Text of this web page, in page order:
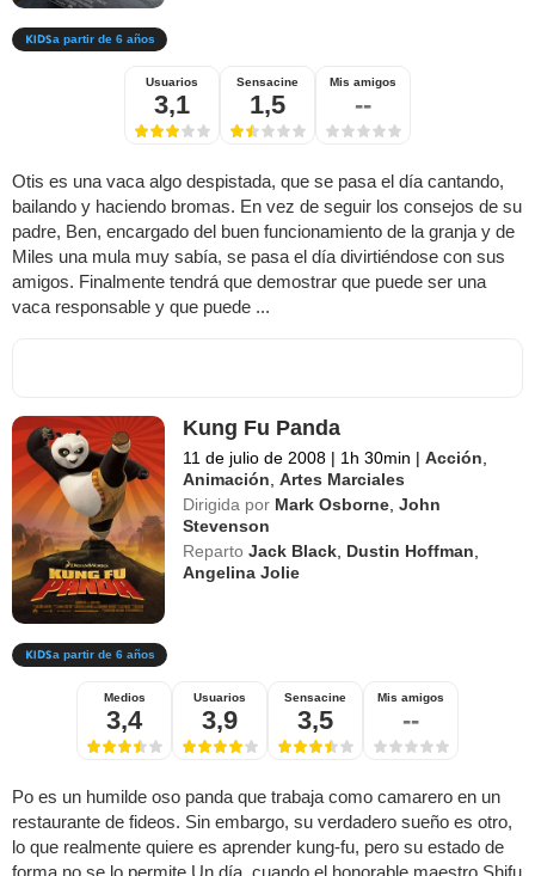
a partir de 6 años
Usuarios
3,1
Sensacine
1,5
Mis amigos
--
Otis es una vaca algo despistada, que se pasa el día cantando,
bailando y haciendo bromas. En vez de seguir los consejos de su
padre, Ben, encargado del buen funcionamiento de la granja y de
Miles una mula muy sabía, se pasa el día divirtiéndose con sus
amigos. Finalmente tendrá que demostrar que puede ser una
vaca responsable y que puede ...
Kung Fu Panda
11 de julio de 2008 | 1h 30min | Acción,
Animación,Artes Marciales
Dirigida por Mark Osborne,John
Stevenson
Reparto Jack Black, Dustin Hoffman,
Angelina Jolie
a partir de 6 años
Medios
3,4
Usuarios
3,9
Sensacine
3,5
Mis amigos
--
Po es un humilde oso panda que trabaja como camarero en un
restaurante de fideos. Sin embargo, su verdadero sueño es otro,
lo que realmente quiere es aprender kung-fu, pero su estado de